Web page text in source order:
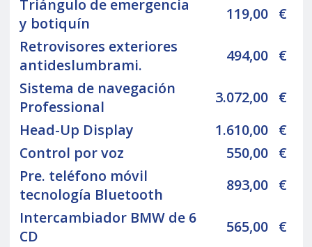
Triángulo de emergencia
y botiquín
119,00 €
Retrovisores exteriores
antideslumbrami.
494,00 €
Sistema de navegación
Professional
3.072,00 €
Head-Up Display
1.610,00 €
Control por voz
550,00 €
Pre. teléfono móvil
tecnología Bluetooth
893,00 €
Intercambiador BMW de 6
CD
565,00 €